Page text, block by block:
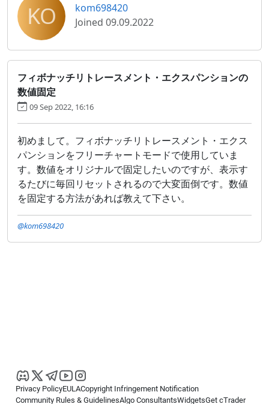
KO
kom698420
Joined 09.09.2022
フィボナッチリトレースメント・エクスパンションの
数値固定
09 Sep 2022, 16:16
初めまして。フィボナッチリトレースメント・エクス
パンションをフリーチャートモードで使用していま
す。数値をオリジナルで固定したいのですが、表示す
るたびに毎回リセットされるので大変面倒です。数値
を固定する方法があれば教えて下さい。
@kom698420
Privacy PolicyEULACopyright Infringement Notification
Community Rules & GuidelinesAlgo ConsultantsWidgetsGet cTrader